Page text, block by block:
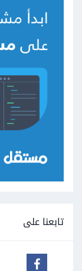
تابعنا على